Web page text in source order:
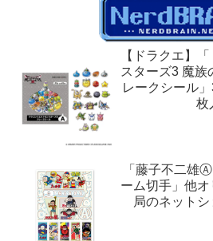
【ドラクエ】
スターズ3 魔族
レークシール
枚
「藤子不二雄
ーム切手」他
局のネットシ